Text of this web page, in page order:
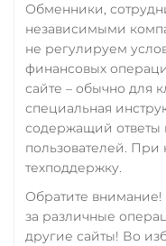
Yearn.finance (YFI)
Zcash (ZEC)
Обменники,
независимыми
не регулируем
финансовых
сайте – обычно для
специальная
содержащий ответы
пользователей. При
техподдержку.
Обратите внимание!
за различные
другие сайты! Во